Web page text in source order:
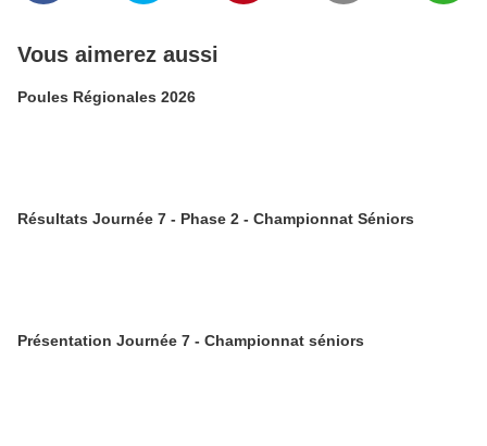
Vous aimerez aussi
Poules Régionales 2026
Résultats Journée 7 - Phase 2 - Championnat Séniors
Présentation Journée 7 - Championnat séniors